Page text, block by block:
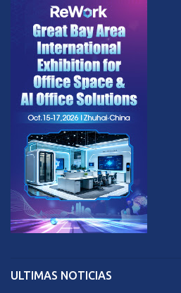
ULTIMAS NOTICIAS